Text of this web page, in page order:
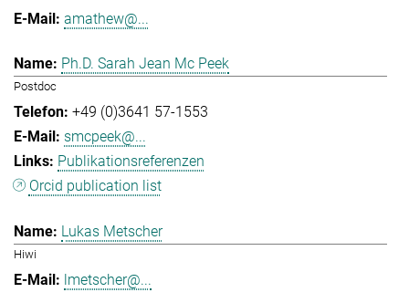
amathew@...
Ph.D. Sarah Jean Mc Peek
Postdoc
+49 (0)3641 57-1553
smcpeek@...
Publikationsreferenzen
Orcid publication list
Lukas Metscher
Hiwi
lmetscher@...